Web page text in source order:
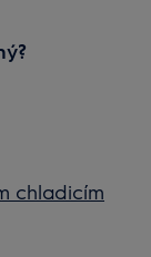
chladicím